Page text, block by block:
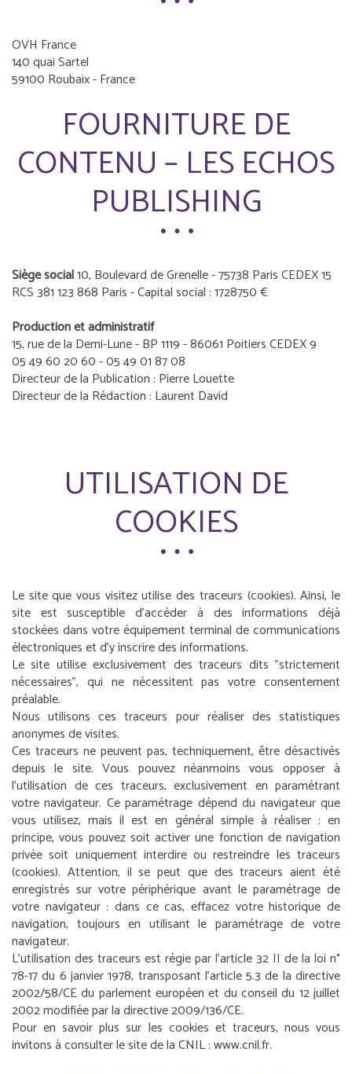
OVH France
140 quai Sartel
59100 Roubaix - France
FOURNITURE DE
CONTENU – LES ECHOS
PUBLISHING
Siège social10, Boulevard de Grenelle - 75738 Paris CEDEX 15
RCS 381 123 868 Paris - Capital social : 1728750 €
Production et administratif
15, rue de la Demi-Lune - BP 1119 - 86061 Poitiers CEDEX 9
05 49 60 20 60 - 05 49 01 87 08
Directeur de la Publication : Pierre Louette
Directeur de la Rédaction : Laurent David
UTILISATION DE
COOKIES
Le site que vous visitez utilise des traceurs (cookies). Ainsi, le
site est susceptible d'accéder à des informations déjà
stockées dans votre équipement terminal de communications
électroniques et d'y inscrire des informations.
Le site utilise exclusivement des traceurs dits "strictement
nécessaires", qui ne nécessitent pas votre consentement
préalable.
Nous utilisons ces traceurs pour réaliser des statistiques
anonymes de visites.
Ces traceurs ne peuvent pas, techniquement, être désactivés
depuis le site. Vous pouvez néanmoins vous opposer à
l'utilisation de ces traceurs, exclusivement en paramétrant
votre navigateur. Ce paramétrage dépend du navigateur que
vous utilisez, mais il est en général simple à réaliser : en
principe, vous pouvez soit activer une fonction de navigation
privée soit uniquement interdire ou restreindre les traceurs
(cookies). Attention, il se peut que des traceurs aient été
enregistrés sur votre périphérique avant le paramétrage de
votre navigateur : dans ce cas, effacez votre historique de
navigation, toujours en utilisant le paramétrage de votre
navigateur.
L'utilisation des traceurs est régie par l'article 32 II de la loi n°
78-17 du 6 janvier 1978, transposant l'article 5.3 de la directive
2002/58/CE du parlement européen et du conseil du 12 juillet
2002 modifiée par la directive 2009/136/CE.
Pour en savoir plus sur les cookies et traceurs, nous vous
invitons à consulter le site de la CNIL : www.cnil.fr.